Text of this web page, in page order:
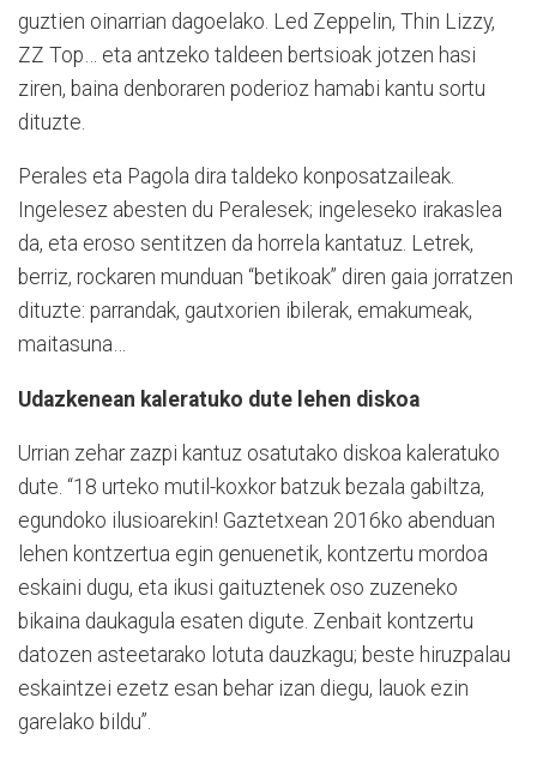
guztien oinarrian dagoelako. Led Zeppelin, Thin Lizzy,
ZZ Top… eta antzeko taldeen bertsioak jotzen hasi
ziren, baina denboraren poderioz hamabi kantu sortu
dituzte.
Perales eta Pagola dira taldeko konposatzaileak.
Ingelesez abesten du Peralesek; ingeleseko irakaslea
da, eta eroso sentitzen da horrela kantatuz. Letrek,
berriz, rockaren munduan “betikoak” diren gaia jorratzen
dituzte: parrandak, gautxorien ibilerak, emakumeak,
maitasuna…
Udazkenean kaleratuko dute lehen diskoa
Urrian zehar zazpi kantuz osatutako diskoa kaleratuko
dute. “18 urteko mutil-koxkor batzuk bezala gabiltza,
egundoko ilusioarekin! Gaztetxean 2016ko abenduan
lehen kontzertua egin genuenetik, kontzertu mordoa
eskaini dugu, eta ikusi gaituztenek oso zuzeneko
bikaina daukagula esaten digute. Zenbait kontzertu
datozen asteetarako lotuta dauzkagu; beste hiruzpalau
eskaintzei ezetz esan behar izan diegu, lauok ezin
garelako bildu”.